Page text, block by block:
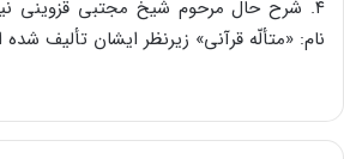
۴. شرح حال مرحوم شیخ مجتبی قزوینی
نام: «متألّه قرآنی» زیرنظر ایشان تألیف